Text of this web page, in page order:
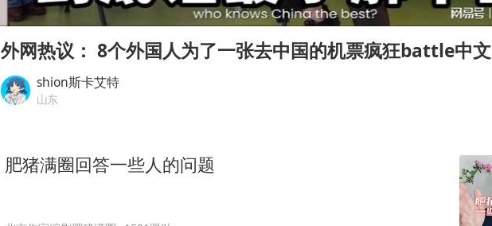
网红全程直播“荒岛改造”被查处
沪指震荡反弹涨0.57%
知识产权强国建设驶入“快车道”
Play
00:00
外网热议： 8个外国人为了一张去中国的机票疯狂battle中文
shion斯卡艾特
山东
肥猪满圈回答一些人的问题